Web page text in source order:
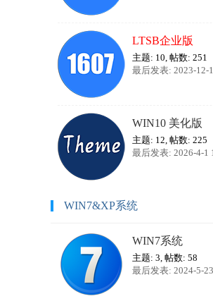
LTSB企业版
主题: 10, 帖数: 251
最后发表: 2023-12-
WIN10 美化版
主题: 12, 帖数: 225
最后发表: 2026-4-1
WIN7&XP系统
WIN7系统
主题: 3, 帖数: 58
最后发表: 2024-5-